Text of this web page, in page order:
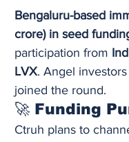
Bengaluru-based
crore) in seed
participation from
LVX. Angel
joined the round.
🚀 Funding
Ctruh plans to